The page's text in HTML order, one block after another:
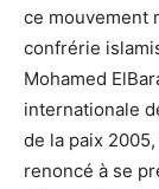
ce mouvement
confrérie
Mohamed
internationale
de la paix
renoncé à se